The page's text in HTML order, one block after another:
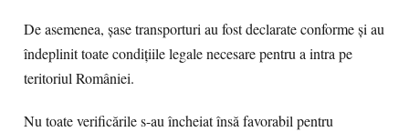
De asemenea, șase transporturi au fost declarate conforme și au
îndeplinit toate condițiile legale necesare pentru a intra pe
teritoriul României.
Nu toate verificările s-au încheiat însă favorabil pentru